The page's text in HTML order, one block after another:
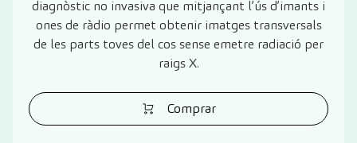
diagnòstic no invasiva que mitjançant l’ús d’imants i
ones de ràdio permet obtenir imatges transversals
de les parts toves del cos sense emetre radiació per
raigs X.
Comprar